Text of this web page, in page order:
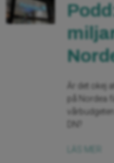
Är det okej
på Nordea